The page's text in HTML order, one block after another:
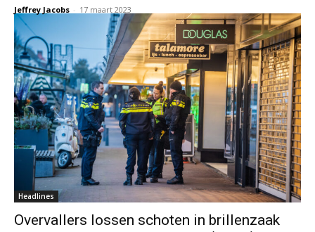
Jeffrey Jacobs - 17 maart 2023
Headlines
Overvallers lossen schoten in brillenzaak